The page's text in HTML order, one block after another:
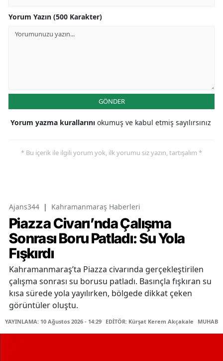
Yorum Yazın (500 Karakter)
GÖNDER
Yorum yazma kurallarını okumuş ve kabul etmiş sayılırsınız
* Bu içerik ile ilgili yorum yok, ilk yorumu siz yazın, tartışalım *
Ajans344 | Kahramanmaraş Haberleri
Piazza Civarı’nda Çalışma
Sonrası Boru Patladı: Su Yola
Fışkırdı
Kahramanmaraş’ta Piazza civarında gerçekleştirilen
çalışma sonrası su borusu patladı. Basınçla fışkıran su
kısa sürede yola yayılırken, bölgede dikkat çeken
görüntüler oluştu.
YAYINLAMA: 10 Ağustos 2026 - 14:29 EDİTÖR: Kürşat Kerem Akçakale